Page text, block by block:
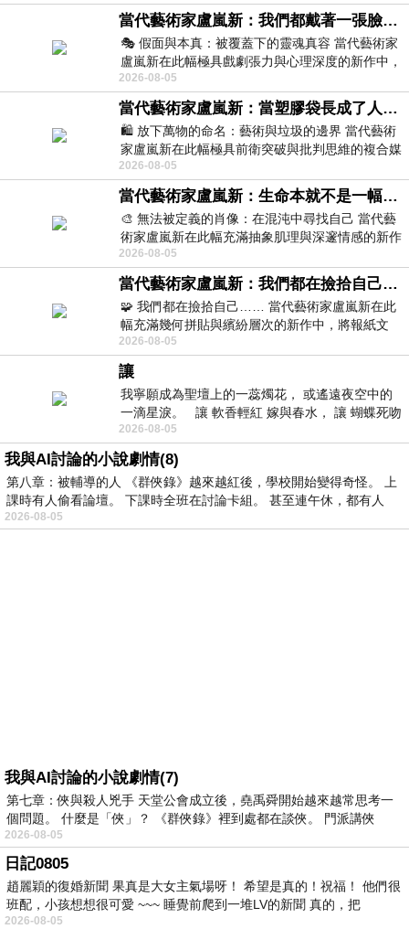
當代藝術家盧嵐新：我們都戴著一張臉，可真正的自己，總藏在那些被塗抹、被覆蓋的痕跡裡
🎭 假面與本真：被覆蓋下的靈魂真容 當代藝術家
盧嵐新在此幅極具戲劇張力與心理深度的新作中，
運用質感豐富的紙材肌理、墨痕與大膽的
2026-08-05
當代藝術家盧嵐新：當塑膠袋長成了人的模樣，我們的目光是否學會了放下偏見？
🛍️ 放下萬物的命名：藝術與垃圾的邊界 當代藝術
家盧嵐新在此幅極具前衛突破與批判思維的複合媒
材新作中，直接將被大眾定義為廢棄物
2026-08-05
當代藝術家盧嵐新：生命本就不是一幅能被定義的肖像，在混亂與交疊中拼湊完整的靈魂
🎨 無法被定義的肖像：在混沌中尋找自己 當代藝
術家盧嵐新在此幅充滿抽象肌理與深邃情感的新作
中，以灰白為基底，交織著塗抹、刮擦與
2026-08-05
當代藝術家盧嵐新：我們都在撿拾自己，將散落的情緒與碎片，拼回生命完整的輪廓
🧩 我們都在撿拾自己…… 當代藝術家盧嵐新在此
幅充滿幾何拼貼與繽紛層次的新作中，將報紙文
字、彩色剪紙與明亮顏料層層
2026-08-05
讓
我寧願成為聖壇上的一蕊燭花， 或遙遠夜空中的
一滴星淚。 讓 軟香輕紅 嫁與春水， 讓 蝴蝶死吻
夏日最後一瓣玫瑰， 讓
2026-08-05
我與AI討論的小說劇情(8)
第八章：被輔導的人 《群俠錄》越來越紅後，學校開始變得奇怪。 上
課時有人偷看論壇。 下課時全班在討論卡組。 甚至連午休，都有人
2026-08-05
我與AI討論的小說劇情(7)
第七章：俠與殺人兇手 天堂公會成立後，堯禹舜開始越來越常思考一
個問題。 什麼是「俠」？ 《群俠錄》裡到處都在談俠。 門派講俠
2026-08-05
日記0805
趙麗穎的復婚新聞 果真是大女主氣場呀！ 希望是真的！祝福！ 他們很
班配，小孩想想很可愛 ~~~ 睡覺前爬到一堆LV的新聞 真的，把
2026-08-05